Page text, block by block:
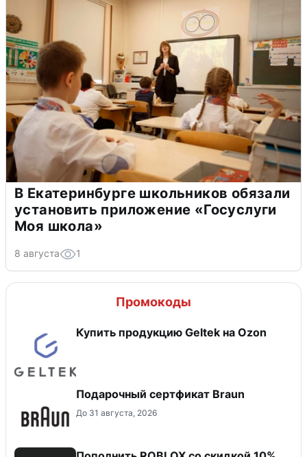
В Екатеринбурге школьников обязали
установить приложение «Госуслуги
Моя школа»
8 августа 1
Промокоды
Купить продукцию Geltek на Ozon
Подарочный сертфикат Braun
До 31 августа, 2026